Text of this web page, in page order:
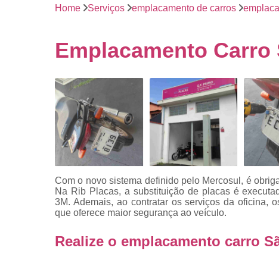
emplacamento
Placa de motos
Placas
automotivas
Placas de
Placas de
Placas
Placas modelo
mercosul
Home Serviços emplacamento de carros
Emplacamento
Com o novo sistema definido pelo Mercosul, é
Na Rib Placas, a substituição de placas é
3M. Ademais, ao contratar os serviços da oficina,
que oferece maior segurança ao veículo.
Realize o emplacamento carro